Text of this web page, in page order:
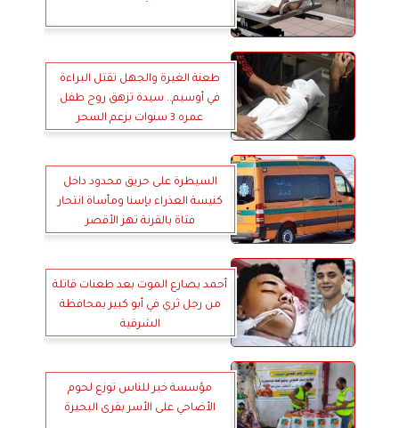
طعنة الغيرة والجهل تقتل البراءة
في أوسيم.. سيدة تزهق روح طفل
عمره 3 سنوات بزعم السحر
السيطرة على حريق محدود داخل
كنيسة العذراء بإسنا ومأساة انتحار
فتاة بالقرنة تهز الأقصر
أحمد يصارع الموت بعد طعنات قاتلة
من رجل ثري في أبو كبير بمحافظة
الشرقية
مؤسسة خير للناس توزع لحوم
الأضاحي على الأسر بقرى البحيرة